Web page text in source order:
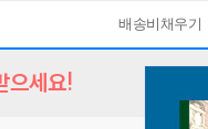
배송비채우기
으세요!